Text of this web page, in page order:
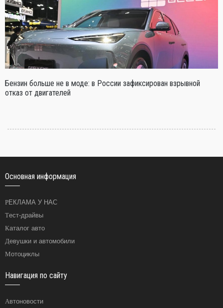
Бензин больше не в моде: в России зафиксирован взрывной
отказ от двигателей
Основная информация
РЕКЛАМА У НАС
Тест-драйвы
Каталог авто
Девушки и автомобили
Мотоциклы
Навигация по сайту
Автоновости